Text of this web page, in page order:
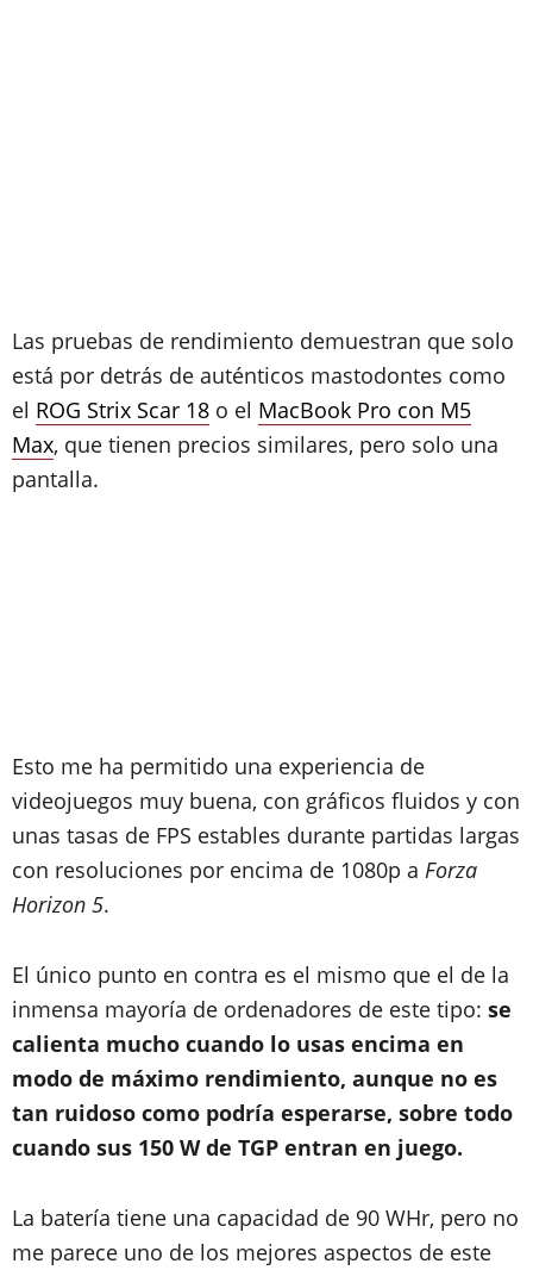
Las pruebas de rendimiento demuestran que solo
está por detrás de auténticos mastodontes como
el ROG Strix Scar 18 o el MacBook Pro con M5
Max, que tienen precios similares, pero solo una
pantalla.
Esto me ha permitido una experiencia de
videojuegos muy buena, con gráficos fluidos y con
unas tasas de FPS estables durante partidas largas
con resoluciones por encima de 1080p a Forza
Horizon 5.
El único punto en contra es el mismo que el de la
inmensa mayoría de ordenadores de este tipo: se
calienta mucho cuando lo usas encima en
modo de máximo rendimiento, aunque no es
tan ruidoso como podría esperarse, sobre todo
cuando sus 150 W de TGP entran en juego.
La batería tiene una capacidad de 90 WHr, pero no
me parece uno de los mejores aspectos de este